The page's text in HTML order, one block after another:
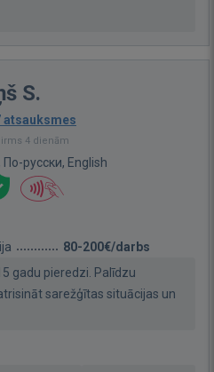
S.
atsauksmes
4 dienām
По-русски, English
80-200€/darbs
gadu pieredzi. Palīdzu
sarežģītas situācijas un